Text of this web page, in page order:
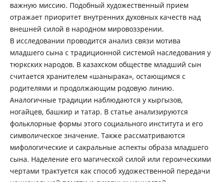
важную миссию. Подобный художественный прием
отражает приоритет внутренних духовных качеств над
внешней силой в народном мировоззрении.
В исследовании проводится анализ связи мотива
младшего сына с традиционной системой наследования у
тюркских народов. В казахском обществе младший сын
считается хранителем «шанырака», остающимся с
родителями и продолжающим родовую линию.
Аналогичные традиции наблюдаются у кыргызов,
ногайцев, башкир и татар. В статье анализируются
фольклорные формы этого социального института и его
символическое значение. Также рассматриваются
мифологические и сакральные аспекты образа младшего
сына. Наделение его магической силой или героическими
чертами трактуется как способ художественной передачи